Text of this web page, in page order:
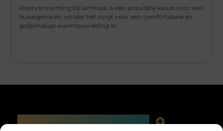
Vloerverwarming bij laminaat is een populaire keuze voor veel
huiseigenaren, omdat het zorgt voor een comfortabele en
gelijkmatige warmteverdeling in
...